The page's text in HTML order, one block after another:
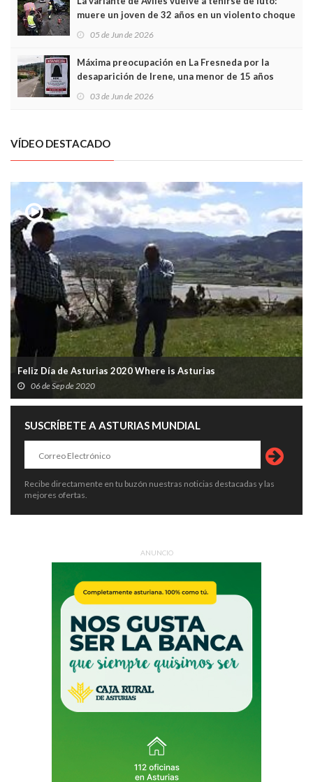
muere un joven de 32 años en un violento choque
frontal
05 de Jun de 2026
Máxima preocupación en La Fresneda por la
desaparición de Irene, una menor de 15 años
03 de Jun de 2026
VÍDEO DESTACADO
Feliz Día de Asturias 2020 Where is Asturias
06 de Sep de 2020
SUSCRÍBETE A ASTURIAS MUNDIAL
Recibe directamente en tu buzón nuestras noticias destacadas y las
mejores ofertas.
ANUNCIO